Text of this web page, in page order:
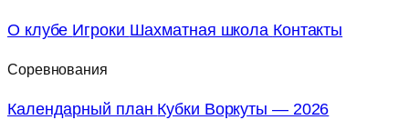
О клубе Игроки Шахматная школа Контакты
Соревнования
Календарный план Кубки Воркуты — 2026